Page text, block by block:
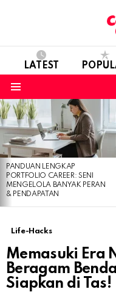
LATEST
LATEST
STORIES
PANDUAN LENGKAP
PORTFOLIO CAREER: SENI
MENGELOLA BANYAK PERAN
& PENDAPATAN
Life-Hacks
Memasuki Era
Beragam
Siapkan di Tas!